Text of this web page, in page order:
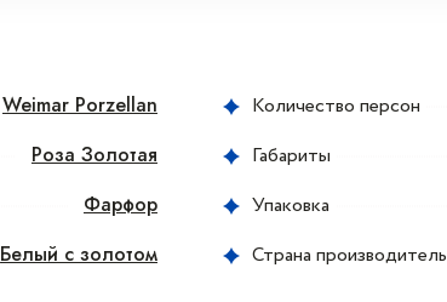
Weimar Porzellan
Роза Золотая
Фарфор
Белый с золотом
Количество персон
Габариты
Упаковка
Страна производитель